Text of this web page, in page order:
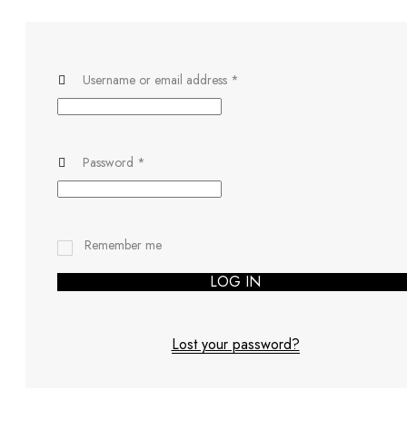
Username or email address *
Password *
Remember me
LOG IN
Lost your password?